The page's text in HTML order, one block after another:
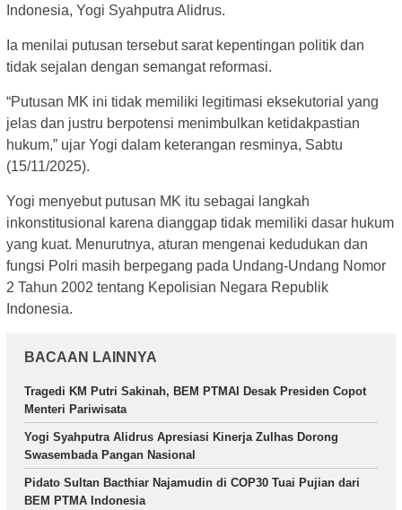
Indonesia, Yogi Syahputra Alidrus.
Ia menilai putusan tersebut sarat kepentingan politik dan
tidak sejalan dengan semangat reformasi.
“Putusan MK ini tidak memiliki legitimasi eksekutorial yang
jelas dan justru berpotensi menimbulkan ketidakpastian
hukum,” ujar Yogi dalam keterangan resminya, Sabtu
(15/11/2025).
Yogi menyebut putusan MK itu sebagai langkah
inkonstitusional karena dianggap tidak memiliki dasar hukum
yang kuat. Menurutnya, aturan mengenai kedudukan dan
fungsi Polri masih berpegang pada Undang-Undang Nomor
2 Tahun 2002 tentang Kepolisian Negara Republik
Indonesia.
BACAAN LAINNYA
Tragedi KM Putri Sakinah, BEM PTMAI Desak Presiden Copot
Menteri Pariwisata
Yogi Syahputra Alidrus Apresiasi Kinerja Zulhas Dorong
Swasembada Pangan Nasional
Pidato Sultan Bacthiar Najamudin di COP30 Tuai Pujian dari
BEM PTMA Indonesia